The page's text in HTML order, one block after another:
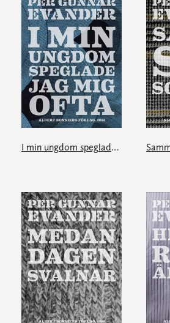
I min ungdom speglade jag mig ofta